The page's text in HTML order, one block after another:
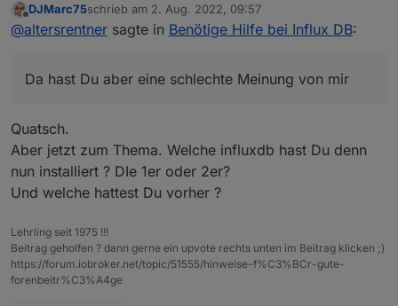
Jetzt hab ichs auch gesehen.... dann wird
Grafana läuft
Es fehlt nur noch die Verbindung von Grafana mit
der InfluxDB
Offline
DJMarc75schrieb am 2. Aug. 2022, 09:57
zuletzt editiert von
@altersrentner sagte in Benötige Hilfe bei Influx DB:
Da hast Du aber eine schlechte Meinung von mir
Quatsch.
Aber jetzt zum Thema. Welche influxdb hast Du denn
nun installiert ? DIe 1er oder 2er?
Und welche hattest Du vorher ?
Lehrling seit 1975 !!!
Beitrag geholfen ? dann gerne ein upvote rechts unten im Beitrag klicken ;)
https://forum.iobroker.net/topic/51555/hinweise-f%C3%BCr-gute-
forenbeitr%C3%A4ge